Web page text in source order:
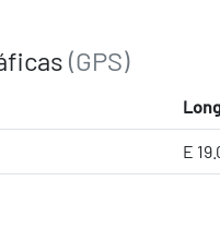
(GPS)
E